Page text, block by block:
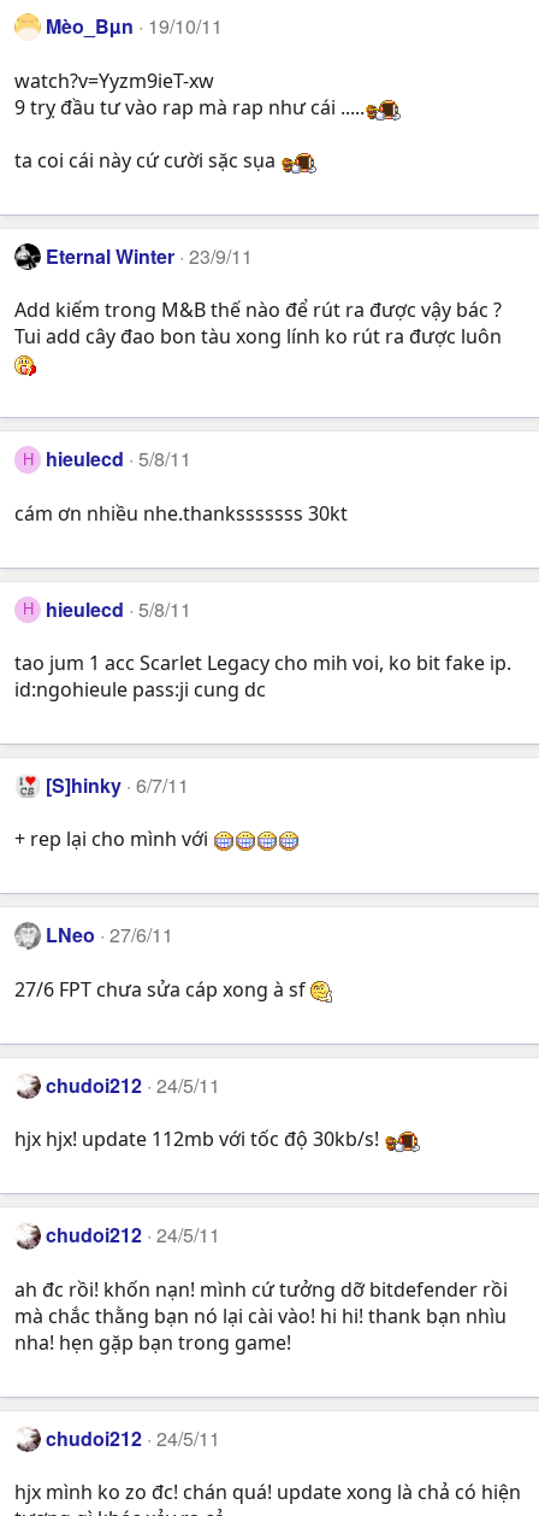
Mèo_Bµn 19/10/11
watch?v=Yyzm9ieT-xw
9 trỵ đầu tư vào rap mà rap như cái .....
ta coi cái này cứ cười sặc sụa
Eternal Winter 23/9/11
Add kiếm trong M&B thế nào để rút ra được vậy bác ?
Tui add cây đao bon tàu xong lính ko rút ra được luôn
H hieulecd 5/8/11
cám ơn nhiều nhe.thanksssssss 30kt
H hieulecd 5/8/11
tao jum 1 acc Scarlet Legacy cho mih voi, ko bit fake ip.
id:ngohieule pass:ji cung dc
[S]hinky 6/7/11
+ rep lại cho mình với
LNeo 27/6/11
27/6 FPT chưa sửa cáp xong à sf
chudoi212 24/5/11
hjx hjx! update 112mb với tốc độ 30kb/s!
chudoi212 24/5/11
ah đc rồi! khốn nạn! mình cứ tưởng dỡ bitdefender rồi
mà chắc thằng bạn nó lại cài vào! hi hi! thank bạn nhìu
nha! hẹn gặp bạn trong game!
chudoi212 24/5/11
hjx mình ko zo đc! chán quá! update xong là chả có hiện